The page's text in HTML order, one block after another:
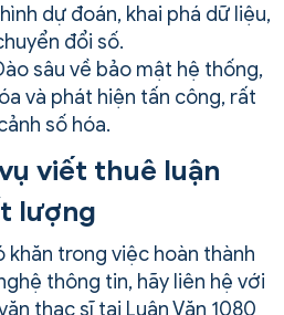
dự đoán, khai phá dữ liệu,
đổi số.
sâu về bảo mật hệ thống,
và phát hiện tấn công, rất
số hóa.
viết thuê luận
lượng
khăn trong việc hoàn thành
thông tin, hãy liên hệ với
thạc sĩ tại Luận Văn 1080